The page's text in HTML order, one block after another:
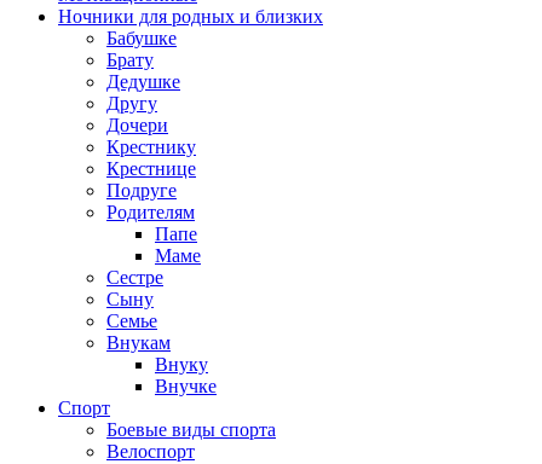
Ночники для родных и близких
Бабушке
Брату
Дедушке
Другу
Дочери
Крестнику
Крестнице
Подруге
Родителям
Папе
Маме
Сестре
Сыну
Семье
Внукам
Внуку
Внучке
Спорт
Боевые виды спорта
Велоспорт